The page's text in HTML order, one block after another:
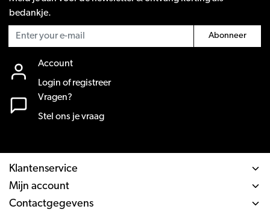
bedankje.
Abonneer
Account
Login of registreer
Vragen?
Stel ons je vraag
Klantenservice
Mijn account
Contactgegevens